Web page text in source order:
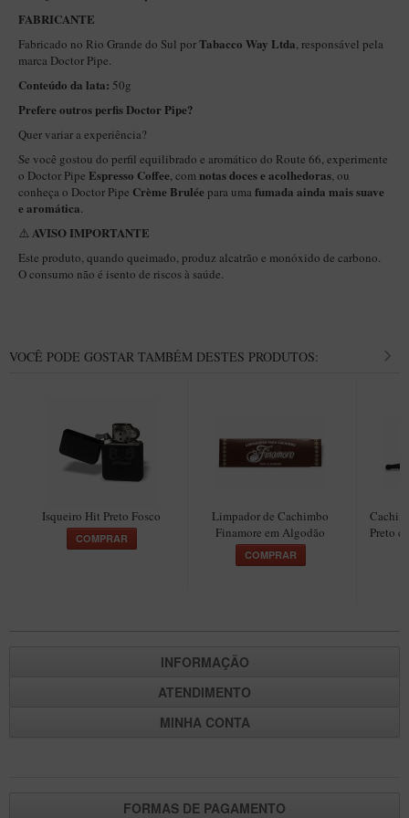
New Rose Polido
Petrus
Piccolo
Zuccardi
Callia
Encerado
Speciale
Barolo
Maestro – Briar Italiano
Churchwarden – Briar Italiano
Maestro Compacto – Briar Italiano
MONTE SEU KIT/INICIANTES
FABRICANTE
Fabricado no Rio Grande do Sul porTabacco Way Ltda, responsável pela
marca Doctor Pipe.
Conteúdo da lata: 50g
Prefere outros perfis Doctor Pipe?
Quer variar a experiência?
Se você gostou do perfil equilibrado e aromático do Route 66, experimente
o Doctor Pipe Espresso Coffee, comnotas doces e acolhedoras, ou
conheça o Doctor Pipe Crème Brulée para uma fumada ainda mais suave
e aromática.
⚠️AVISO IMPORTANTE
Este produto, quando queimado, produz alcatrão e monóxido de carbono.
O consumo não é isento de riscos à saúde.
VOCÊ PODE GOSTAR TAMBÉM DESTES PRODUTOS:
Isqueiro Hit Preto Fosco
COMPRAR
Limpador de Cachimbo
Finamore em Algodão
COMPRAR
Preto
INFORMAÇÃO
ATENDIMENTO
MINHA CONTA
FORMAS DE PAGAMENTO